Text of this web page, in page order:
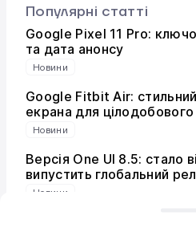
Популярні статті
Google Pixel 11 Pro:
та дата анонсу
Новини
Google Fitbit Air:
екрана для
Новини
Версія One UI 8.5: стало
випустить глобальний
Новини